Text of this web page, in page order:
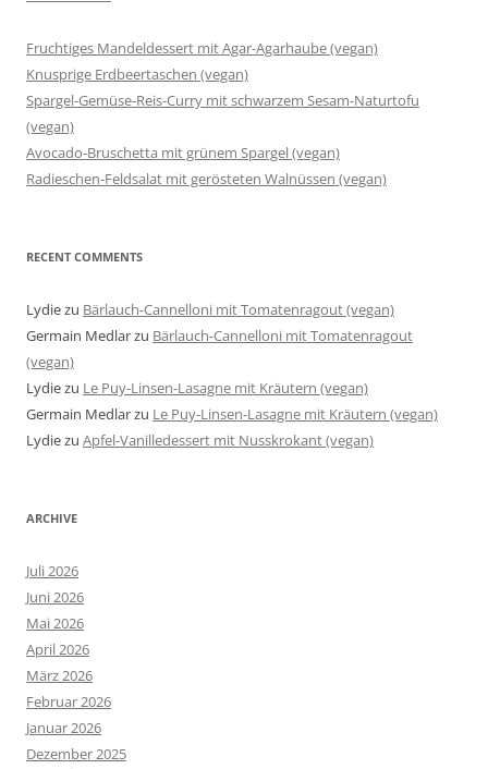
Fruchtiges Mandeldessert mit Agar-Agarhaube (vegan)
Knusprige Erdbeertaschen (vegan)
Spargel-Gemüse-Reis-Curry mit schwarzem Sesam-Naturtofu
(vegan)
Avocado-Bruschetta mit grünem Spargel (vegan)
Radieschen-Feldsalat mit gerösteten Walnüssen (vegan)
RECENT COMMENTS
Lydiezu Bärlauch-Cannelloni mit Tomatenragout (vegan)
Germain Medlarzu Bärlauch-Cannelloni mit Tomatenragout
(vegan)
Lydiezu Le Puy-Linsen-Lasagne mit Kräutern (vegan)
Germain Medlarzu Le Puy-Linsen-Lasagne mit Kräutern (vegan)
Lydiezu Apfel-Vanilledessert mit Nusskrokant (vegan)
ARCHIVE
Juli 2026
Juni 2026
Mai 2026
April 2026
März 2026
Februar 2026
Januar 2026
Dezember 2025